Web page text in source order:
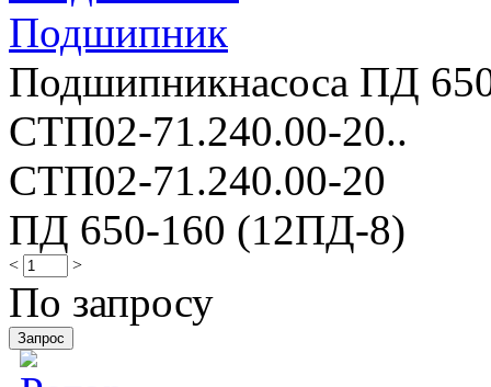
Подшипник
Подшипникнасоса ПД
СТП02-71.240.00-20..
СТП02-71.240.00-20
ПД 650-160 (12ПД-8)
< >
По запросу